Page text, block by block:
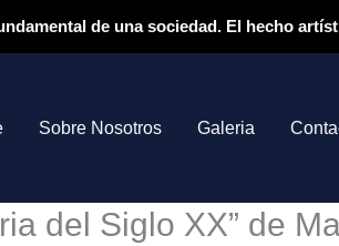
de una sociedad. El hecho
Sobre Nosotros Galeria
del Siglo XX” de